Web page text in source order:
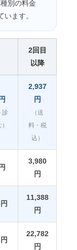
別の料金
ます。
2回目
以降
診
2,937
円
（送
料・税
込）
3,980
円
11,388
円
22,782
円